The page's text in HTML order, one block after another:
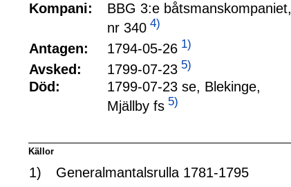
Kompani:
BBG 3:e båtsmanskompaniet,
nr 340 4)
Antagen: 1794-05-26 1)
Avsked: 1799-07-23 5)
Död:
1799-07-23 se, Blekinge,
Mjällby fs 5)
Källor
1) Generalmantalsrulla 1781-1795